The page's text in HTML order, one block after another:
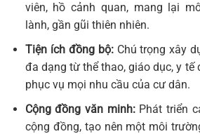
viên, hồ cảnh quan, mang lại
lành, gần gũi thiên nhiên.
Tiện ích đồng bộ:Chú trọng xây
đa dạng từ thể thao, giáo dục, y tế
phục vụ mọi nhu cầu của cư dân.
Cộng đồng văn minh:Phát triển
cộng đồng, tạo nên một môi